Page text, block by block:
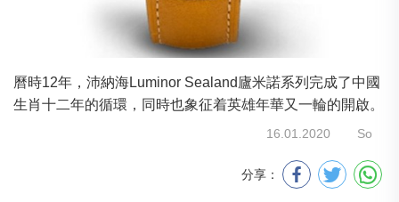
曆時12年，沛納海Luminor Sealand廬米諾系列完成了中國
生肖十二年的循環，同時也象征着英雄年華又一輪的開啟。
16.01.2020 So
分享：